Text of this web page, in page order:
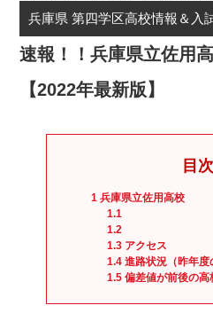
兵庫県 第四学区高校情報＆入
速報！！兵庫県立佐用
【2022年最新版】
目次
1兵庫県立佐用高校
1.1
1.2
1.3 アクセス
1.4 進路状況（昨年度
1.5 偏差値が前後の高